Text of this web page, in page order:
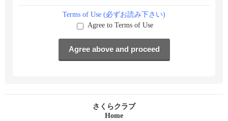
Terms of Use (必ずお読み下さい)
Agree to Terms of Use
さくらクラブ
Home